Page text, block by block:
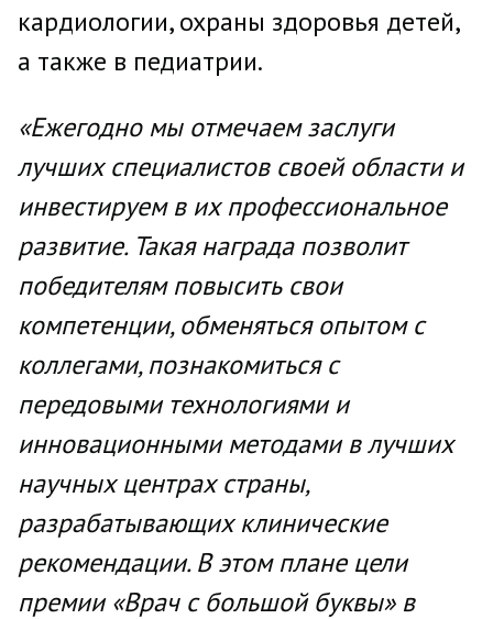
кардиологии, охраны здоровья детей,
а также в педиатрии.
«Ежегодно мы отмечаем заслуги
лучших специалистов своей области и
инвестируем в их профессиональное
развитие. Такая награда позволит
победителям повысить свои
компетенции, обменяться опытом с
коллегами, познакомиться с
передовыми технологиями и
инновационными методами в лучших
научных центрах страны,
разрабатывающих клинические
рекомендации. В этом плане цели
премии «Врач с большой буквы» в